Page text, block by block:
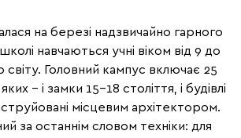
на березі надзвичайно гарного
навчаються учні віком від 9 до
світу. Головний кампус включає 25
- і замки 15-18 століття, і будівлі
місцевим архітектором.
за останнім словом техніки: для